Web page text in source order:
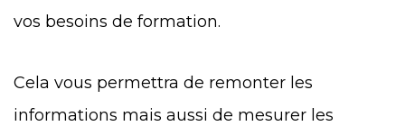
vos besoins de formation.
Cela vous permettra de remonter les
informations mais aussi de mesurer les